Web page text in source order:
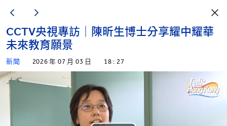
CCTV央視專訪｜陳昕生博士分享耀中耀華
未來教育願景
新聞 2026 年 07 月 03 日 18 : 27